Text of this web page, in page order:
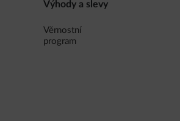
Výhody a slevy
Věrnostní
program